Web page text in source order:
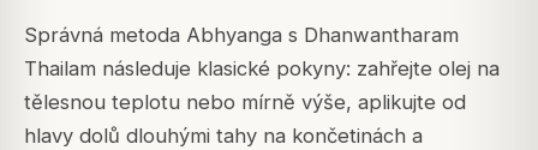
Správná metoda Abhyanga s Dhanwantharam
Thailam následuje klasické pokyny: zahřejte olej na
tělesnou teplotu nebo mírně výše, aplikujte od
hlavy dolů dlouhými tahy na končetinách a